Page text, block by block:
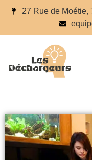
27 Rue de Moétie,